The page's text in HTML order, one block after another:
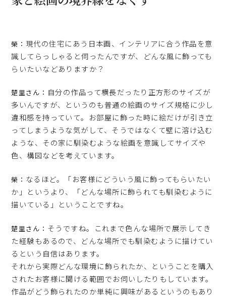
榮： 現代の住宅にあう日本画、インテリアに合う作品を意
識してらっしゃると伺ったんですが、どんな風に飾っても
らいたいなどありますか？
楚里さん： 自分の作品って横長だったり正方形のサイズが
多いんですが、というのも普通の絵画のサイズ規格に少し
違和感を持っていて。お部屋に飾った時に絵だけが引き立
ってしまうような気がして、そうではなくて壁に溶け込む
ような、その家に馴染むような絵画を意識してサイズや
色、構図などを考えています。
榮： なるほど。「お客様にどういう風に飾ってもらいたい
か」というより、「どんな場所に飾られても馴染むように
描いている」ということですね。
楚里さん： そうですね。これまで色んな場所で展示してき
た経験もあるので、どんな場所でも馴染むように描けてい
るという自信はあります。
それから実際どんな環境に飾られたか、ということを購入
されたお客様に聞ける範囲でお伺いしたりもしています。
作品がどう飾られたのか単純に興味があるというのもあり